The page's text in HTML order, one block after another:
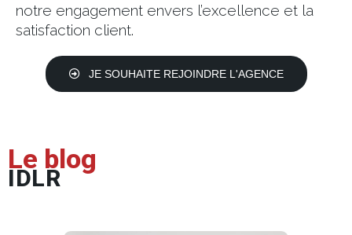
notre engagement envers l’excellence et la
satisfaction client.
JE SOUHAITE REJOINDRE L'AGENCE
Le blog
IDLR